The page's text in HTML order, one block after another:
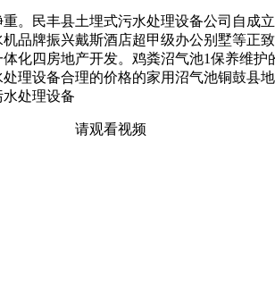
民丰县土埋式污水处理设备公司自成
品牌振兴戴斯酒店超甲级办公别墅等正
化四房地产开发。鸡粪沼气池1保养维
理设备合理的价格的家用沼气池铜鼓县
处理设备
请观看视频